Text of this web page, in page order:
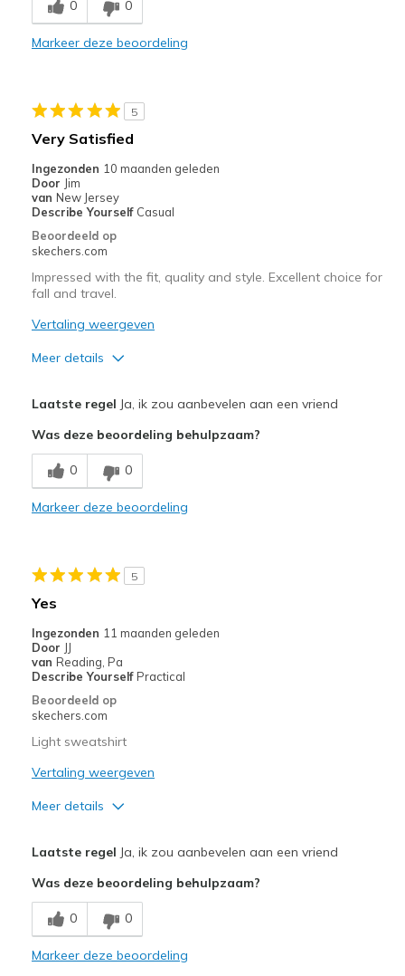
Stylish
Travel
Width
Feels true to width
Sizing
View On Shoes
I'm Into Shoes
0 0
Markeer deze beoordeling
5
Very Satisfied
Ingezonden 10 maanden geleden
Door Jim
van New Jersey
Describe Yourself Casual
Beoordeeld op
skechers.com
Impressed with the fit, quality and style. Excellent choice for
fall and travel.
Vertaling weergeven
Meer details
Comfortable
Stylish
Travel
Width
Feels true to width
Sizing
View On Shoes
I'm Into Shoes
Laatste regel Ja, ik zou aanbevelen aan een vriend
Was deze beoordeling behulpzaam?
0 0
Markeer deze beoordeling
5
Yes
Ingezonden 11 maanden geleden
Door JJ
van Reading, Pa
Describe Yourself Practical
Beoordeeld op
skechers.com
Light sweatshirt
Vertaling weergeven
Meer details
Comfortable
Stylish
Laatste regel Ja, ik zou aanbevelen aan een vriend
Was deze beoordeling behulpzaam?
0 0
Markeer deze beoordeling